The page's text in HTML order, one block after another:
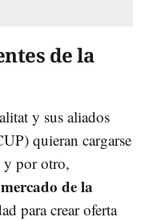
de la
y sus aliados
quieran cargarse
y por otro,
de la
para crear oferta